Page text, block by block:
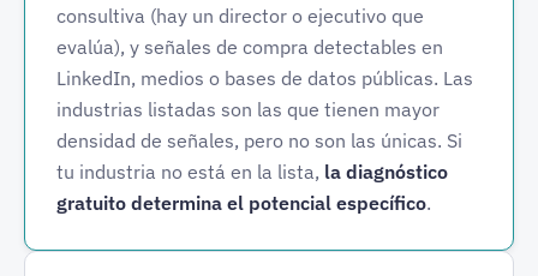
consultiva (hay un director o ejecutivo que
evalúa), y señales de compra detectables en
LinkedIn, medios o bases de datos públicas. Las
industrias listadas son las que tienen mayor
densidad de señales, pero no son las únicas. Si
tu industria no está en la lista, la diagnóstico
gratuito determina el potencial específico.